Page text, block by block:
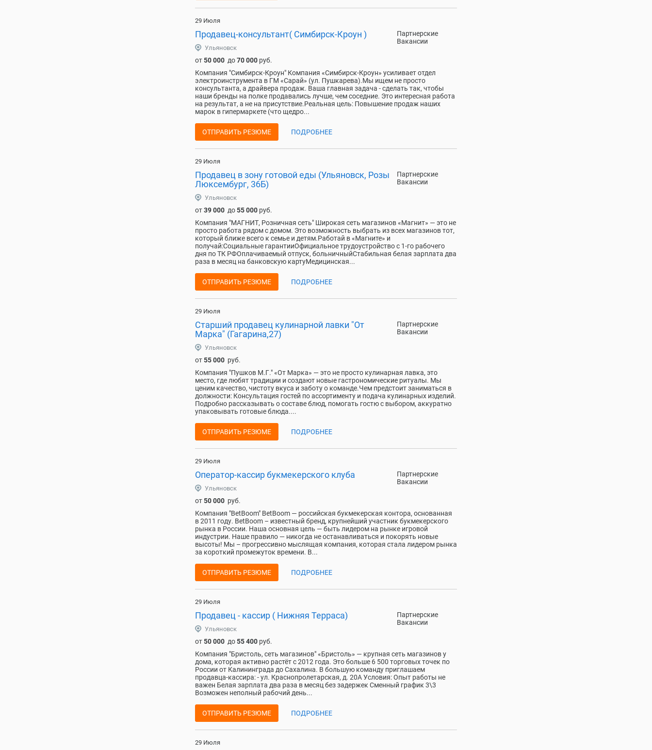
29 Июля
Партнерские
Вакансии
Продавец-консультант( Симбирск-Кроун )
Ульяновск
от50 000 до70 000 руб.
Компания "Симбирск-Кроун" Компания «Симбирск-Кроун» усиливает отдел
электроинструмента в ГМ «Сарай» (ул. Пушкарева).Мы ищем не просто
консультанта, а драйвера продаж. Ваша главная задача - сделать так, чтобы
наши бренды на полке продавались лучше, чем соседние. Это интересная работа
на результат, а не на присутствие.Реальная цель: Повышение продаж наших
марок в гипермаркете (что щедро...
ОТПРАВИТЬ РЕЗЮМЕ ПОДРОБНЕЕ
29 Июля
Партнерские
Вакансии
Продавец в зону готовой еды (Ульяновск, Розы
Люксембург, 36Б)
Ульяновск
от39 000 до55 000 руб.
Компания "МАГНИТ, Розничная сеть" Широкая сеть магазинов «Магнит» — это не
просто работа рядом с домом. Это возможность выбрать из всех магазинов тот,
который ближе всего к семье и детям.Работай в «Магните» и
получай:Социальные гарантииОфициальное трудоустройство с 1-го рабочего
дня по ТК РФОплачиваемый отпуск, больничныйСтабильная белая зарплата два
раза в месяц на банковскую картуМедицинская...
ОТПРАВИТЬ РЕЗЮМЕ ПОДРОБНЕЕ
29 Июля
Партнерские
Вакансии
Старший продавец кулинарной лавки "От
Марка" (Гагарина,27)
Ульяновск
от55 000 руб.
Компания "Пушков М.Г." «От Марка» — это не просто кулинарная лавка, это
место, где любят традиции и создают новые гастрономические ритуалы. Мы
ценим качество, чистоту вкуса и заботу о команде.Чем предстоит заниматься в
должности: Консультация гостей по ассортименту и подача кулинарных изделий.
Подробно рассказывать о составе блюд, помогать гостю с выбором, аккуратно
упаковывать готовые блюда....
ОТПРАВИТЬ РЕЗЮМЕ ПОДРОБНЕЕ
29 Июля
Партнерские
Вакансии
Оператор-кассир букмекерского клуба
Ульяновск
от50 000 руб.
Компания "BetBoom" BetBoom — российская букмекерская контора, основанная
в 2011 году. BetBoom – известный бренд, крупнейший участник букмекерского
рынка в России. Наша основная цель — быть лидером на рынке игровой
индустрии. Наше правило — никогда не останавливаться и покорять новые
высоты! Мы – прогрессивно мыслящая компания, которая стала лидером рынка
за короткий промежуток времени. В...
ОТПРАВИТЬ РЕЗЮМЕ ПОДРОБНЕЕ
29 Июля
Партнерские
Вакансии
Продавец - кассир ( Нижняя Терраса)
Ульяновск
от50 000 до55 400 руб.
Компания "Бристоль, сеть магазинов" «Бристоль» — крупная сеть магазинов у
дома, которая активно растёт с 2012 года. Это больше 6 500 торговых точек по
России от Калининграда до Сахалина. В большую команду приглашаем
продавца-кассира: - ул. Краснопролетарская, д. 20А Условия: Опыт работы не
важен Белая зарплата два раза в месяц без задержек Сменный график 3\3
Возможен неполный рабочий день...
ОТПРАВИТЬ РЕЗЮМЕ ПОДРОБНЕЕ
29 Июля